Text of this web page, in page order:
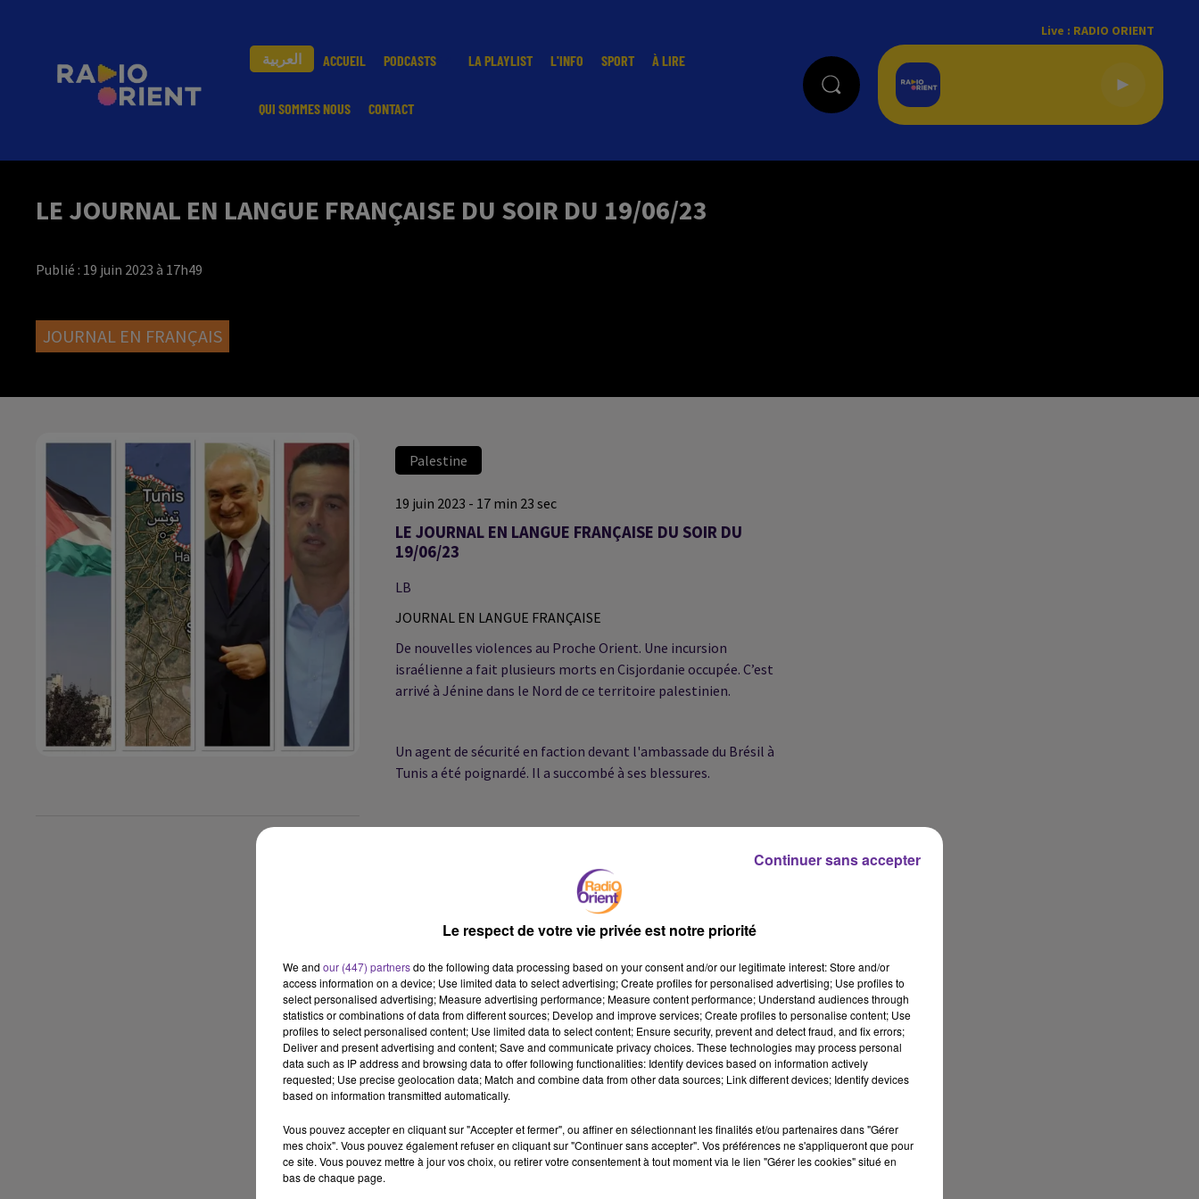
العربية ACCUEIL PODCASTS LA PLAYLIST L'INFO SPORT À LIRE
QUI SOMMES NOUS CONTACT
Live : RADIO ORIENT
LE JOURNAL EN LANGUE FRANÇAISE DU SOIR DU 19/06/23
Publié : 19 juin 2023 à 17h49
JOURNAL EN FRANÇAIS
Palestine
19 juin 2023 - 17 min 23 sec
LE JOURNAL EN LANGUE FRANÇAISE DU SOIR DU
19/06/23
LB
JOURNAL EN LANGUE FRANÇAISE
De nouvelles violences au Proche Orient. Une incursion
israélienne a fait plusieurs morts en Cisjordanie occupée. C’est
arrivé à Jénine dans le Nord de ce territoire palestinien.
Un agent de sécurité en faction devant l'ambassade du Brésil à
Tunis a été poignardé. Il a succombé à ses blessures.
coopérations en matière de sécurité et de lutte contre
l’immigration illégale. Une visite après que l'Union européenne a
ce mois-ci proposé à la Tunisie un "partenariat renforcé". Nous y
reviendrons avec le secrétaire général d’Ettakatol en Tunisie
Kamel Gargouri.
Le prince héritier d’Arabie saoudite Mohamed Ben Salmane
poursuit sa visite officielle en France. Il participera jeudi et
vendredi à Paris au Sommet pour un nouveau pacte financier
mondial.
La fête de l’Aïd El-Adhamercredi prochain. Une annonce du
Conseil français du culte musulman et de la Grande Mosquée de
Le respect de votre vie privée est notre priorité
We and our (447) partnersdo the following data processing based on your consent and/or our legitimate interest: Store and/or
access information on a device; Use limited data to select advertising; Create profiles for personalised advertising; Use profiles to
select personalised advertising; Measure advertising performance; Measure content performance; Understand audiences through
statistics or combinations of data from different sources; Develop and improve services; Create profiles to personalise content; Use
profiles to select personalised content; Use limited data to select content; Ensure security, prevent and detect fraud, and fix errors;
Deliver and present advertising and content; Save and communicate privacy choices. These technologies may process personal
data such as IP address and browsing data to offer following functionalities: Identify devices based on information actively
requested; Use precise geolocation data; Match and combine data from other data sources; Link different devices; Identify devices
based on information transmitted automatically.
Vous pouvez accepter en cliquant sur "Accepter et fermer", ou affiner en sélectionnant les finalités et/ou partenaires dans "Gérer
mes choix". Vous pouvez également refuser en cliquant sur "Continuer sans accepter". Vos préférences ne s'appliqueront que pour
ce site. Vous pouvez mettre à jour vos choix, ou retirer votre consentement à tout moment via le lien "Gérer les cookies" situé en
bas de chaque page.
Continuer sans accepter